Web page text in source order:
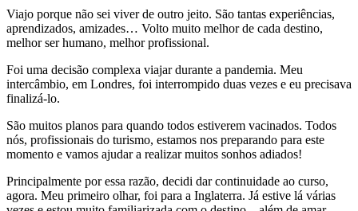
Viajo porque não sei viver de outro jeito. São tantas experiências,
aprendizados, amizades… Volto muito melhor de cada destino,
melhor ser humano, melhor profissional.
Foi uma decisão complexa viajar durante a pandemia. Meu
intercâmbio, em Londres, foi interrompido duas vezes e eu precisava
finalizá-lo.
São muitos planos para quando todos estiverem vacinados. Todos
nós, profissionais do turismo, estamos nos preparando para este
momento e vamos ajudar a realizar muitos sonhos adiados!
Principalmente por essa razão, decidi dar continuidade ao curso,
agora. Meu primeiro olhar, foi para a Inglaterra. Já estive lá várias